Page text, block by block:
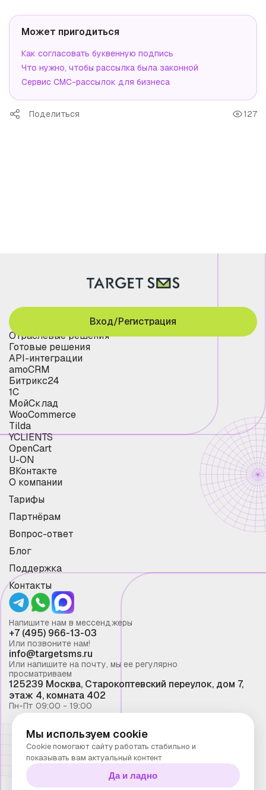
Может пригодиться
Как согласовать буквенную подпись
Что нужно, чтобы рассылка была законной
Сервис СМС-рассылок для бизнеса
Поделиться 127
Отраслевые решения
Готовые решения
API-интеграции
amoCRM
Битрикс24
1С
МойСклад
WooCommerce
Tilda
YCLIENTS
OpenCart
U-ON
ВКонтакте
О компании
Тарифы
Партнёрам
Вопрос-ответ
Блог
Поддержка
Контакты
Вход/Регистрация
Напишите нам в мессенджеры
+7 (495) 966-13-03
Или позвоните нам!
info@targetsms.ru
Или напишите на почту, мы ее регулярно
просматриваем
125239 Москва, Старокоптевский переулок, дом 7,
этаж 4, комната 402
Пн-Пт 09:00 - 19:00
Смс рассылка 2026 ©
Запрещено копирование материалов сайта без
письменного разрешения ООО "Таргет Телеком"
Политика конфиденциальности
Мы используем cookie
Cookie помогают сайту работать стабильно и
показывать вам актуальный контент
Да и ладно